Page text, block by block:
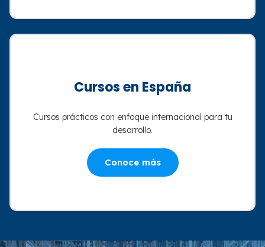
Cursos en España
Cursos prácticos con enfoque internacional para tu
desarrollo.
Conoce más